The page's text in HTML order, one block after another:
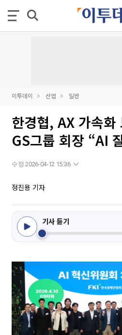
이투데이 산업 일반
한경협, AX 가속
GS그룹 회장 “AI
수정 2026-04-12 15:36
정진용 기자
기사 듣기